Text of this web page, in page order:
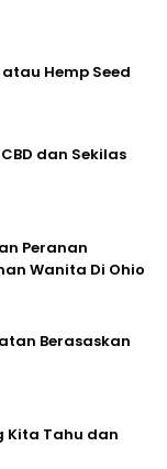
Hemp Seed
dan Sekilas
Peranan
Wanita Di Ohio
Berasaskan
Kita Tahu dan